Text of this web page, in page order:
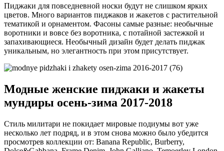
Пиджаки для повседневной носки будут не слишком ярких
цветов. Много вариантов пиджаков и жакетов с растительной
тематикой и орнаментом. Фасоны самые разные: необычные
воротники и вовсе без воротника, с потайной застежкой и
запахивающиеся. Необычный дизайн будет делать пиджак
уникальным, но элегантность при этом присутствует.
Модные женские пиджаки и жакеты
мундиры осень-зима 2017-2018
Стиль милитари не покидает мировые подиумы вот уже
несколько лет подряд, и в этом снова можно было убедится
просмотрев коллекции от: Banana Republic, Burberry,